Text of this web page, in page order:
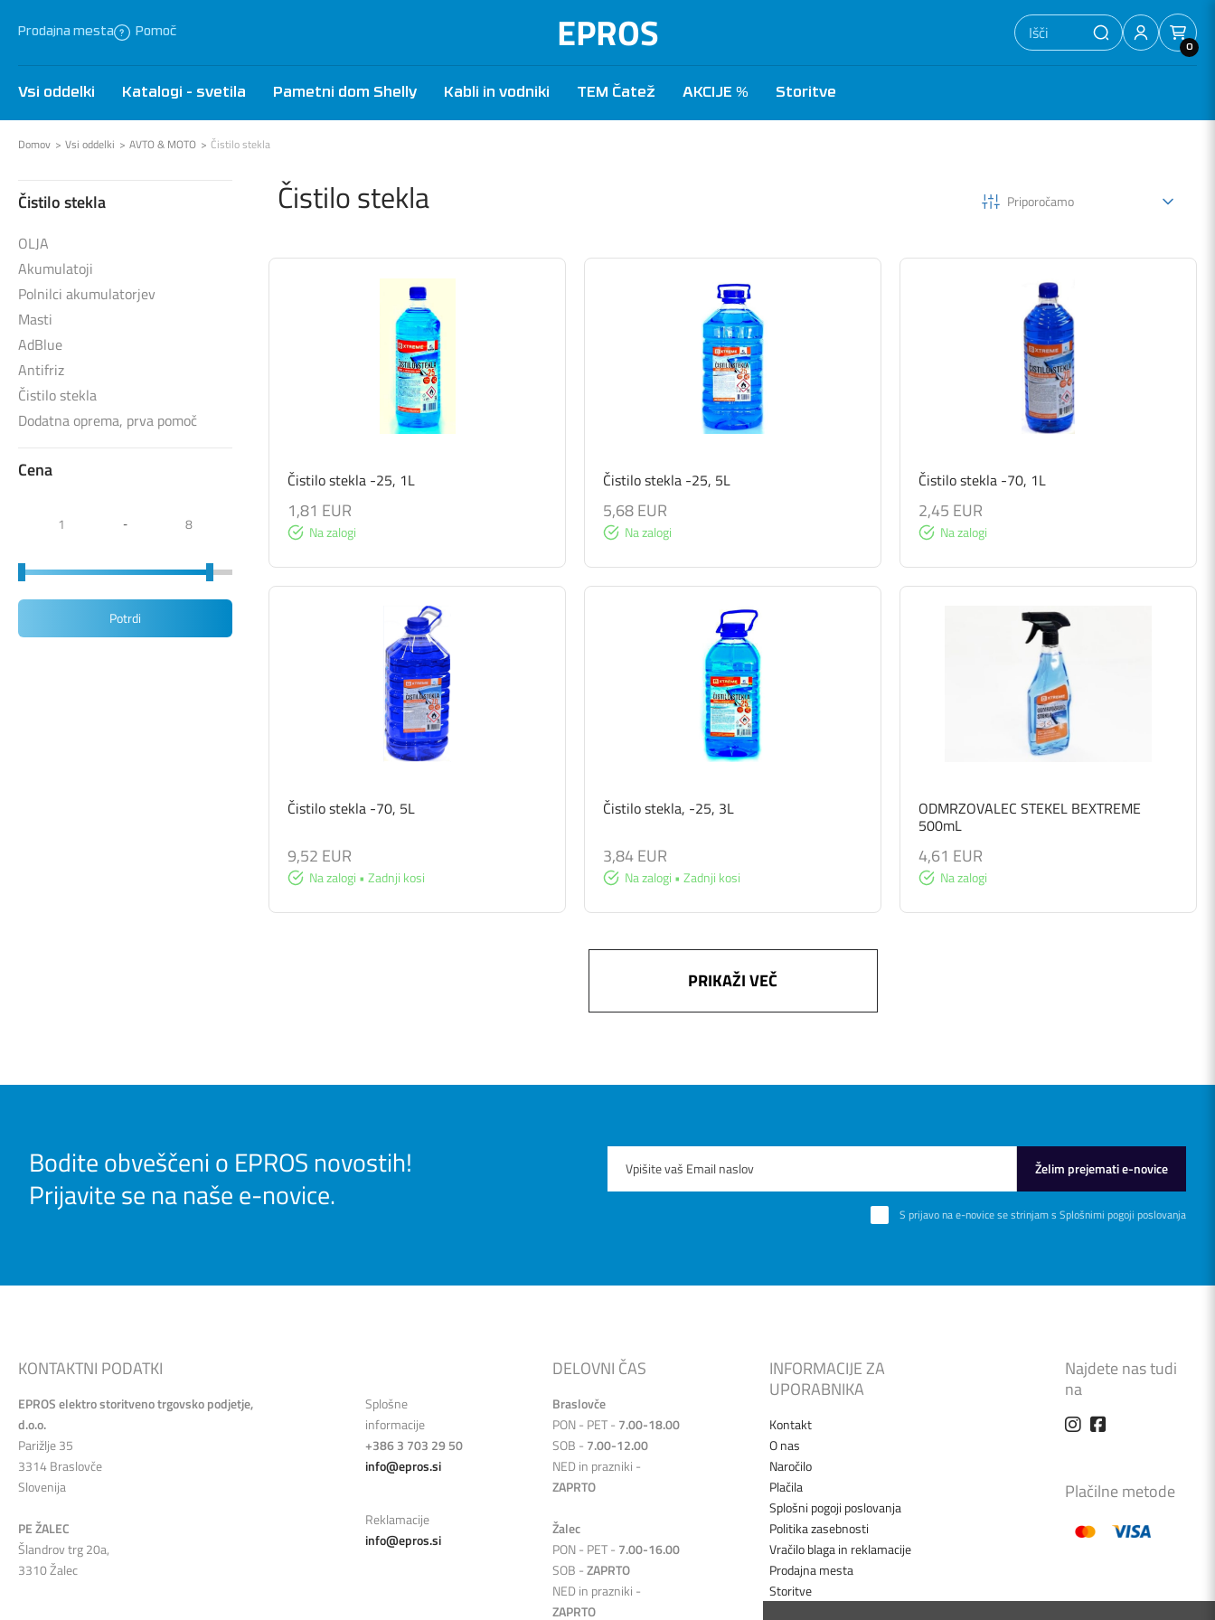
Prodajna mesta Pomoč EPROS 0
Vsi oddelki Katalogi - svetila Pametni dom Shelly Kabli in vodniki TEM Čatež AKCIJE % Storitve
Domov Vsi oddelki AVTO & MOTO Čistilo stekla
Čistilo stekla
OLJA
Akumulatoji
Polnilci akumulatorjev
Masti
AdBlue
Antifriz
Čistilo stekla
Dodatna oprema, prva pomoč
Cena
-
Potrdi
Čistilo stekla Priporočamo
Čistilo stekla -25, 1L
Na zalogi
1,81 EUR
Čistilo stekla -25, 5L
Na zalogi
5,68 EUR
Čistilo stekla -70, 1L
Na zalogi
2,45 EUR
Čistilo stekla -70, 5L
Na zalogi • Zadnji kosi
9,52 EUR
Čistilo stekla, -25, 3L
Na zalogi • Zadnji kosi
3,84 EUR
ODMRZOVALEC STEKEL BEXTREME
500mL
Na zalogi
4,61 EUR
PRIKAŽI VEČ
Bodite obveščeni o EPROS novostih!
Prijavite se na naše e-novice.
Želim prejemati e-novice
S prijavo na e-novice se strinjam s Splošnimi pogoji poslovanja
KONTAKTNI PODATKI
EPROS elektro storitveno trgovsko podjetje,
d.o.o.
Parižlje 35
3314 Braslovče
Slovenija
PE ŽALEC
Šlandrov trg 20a,
3310 Žalec
Splošne
informacije
+386 3 703 29 50
info@epros.si
Reklamacije
info@epros.si
DELOVNI ČAS
Braslovče
PON - PET - 7.00-18.00
SOB - 7.00-12.00
NED in prazniki -
ZAPRTO
Žalec
PON - PET - 7.00-16.00
SOB -ZAPRTO
NED in prazniki -
ZAPRTO
INFORMACIJE ZA
UPORABNIKA
Kontakt
O nas
Naročilo
Plačila
Splošni pogoji poslovanja
Politika zasebnosti
Vračilo blaga in reklamacije
Prodajna mesta
Storitve
Najdete nas tudi
na
Plačilne metode